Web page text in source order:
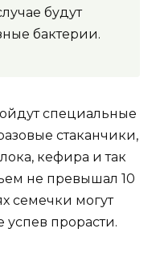
будут
бактерии.
специальные
стаканчики,
кефира и так
не превышал 10
семечки могут
успев прорасти.